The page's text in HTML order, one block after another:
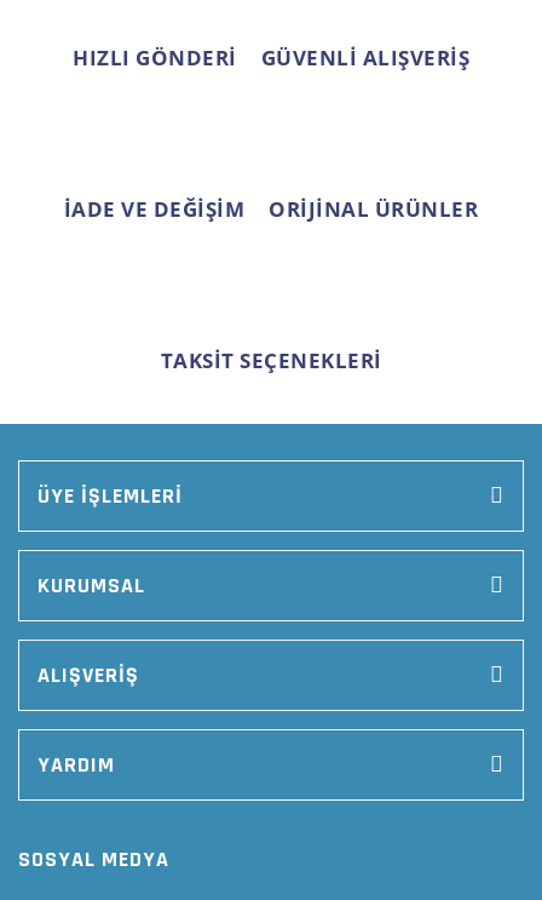
HIZLI GÖNDERİ GÜVENLİ ALIŞVERİŞ
İADE VE DEĞİŞİM ORİJİNAL ÜRÜNLER
TAKSİT SEÇENEKLERİ
ÜYE İŞLEMLERİ
KURUMSAL
ALIŞVERİŞ
YARDIM
SOSYAL MEDYA